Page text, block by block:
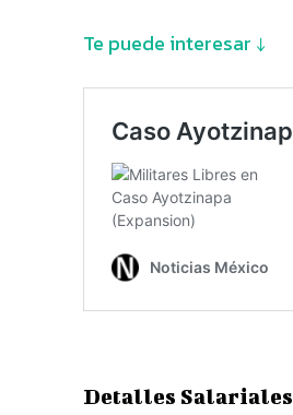
Te puede interesar ↓
Detalles Salariales